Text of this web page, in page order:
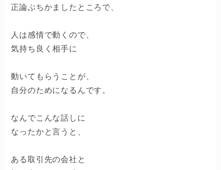
正論ぶちかましたところで、
人は感情で動くので、
気持ち良く相手に
動いてもらうことが、
自分のためになるんです。
なんでこんな話しに
なったかと言うと、
ある取引先の会社と